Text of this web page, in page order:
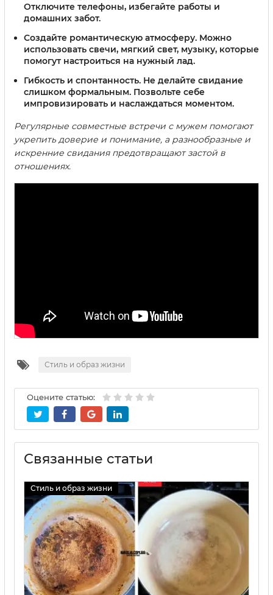
Отключите телефоны, избегайте работы и
домашних забот.
Создайте романтическую атмосферу. Можно
использовать свечи, мягкий свет, музыку, которые
помогут настроиться на нужный лад.
Гибкость и спонтанность. Не делайте свидание
слишком формальным. Позвольте себе
импровизировать и наслаждаться моментом.
Регулярные совместные встречи с мужем помогают
укрепить доверие и понимание, а разнообразные и
искренние свидания предотвращают застой в
отношениях.
Стиль и образ жизни
Оцените статью:
Связанные статьи
Стиль и образ жизни